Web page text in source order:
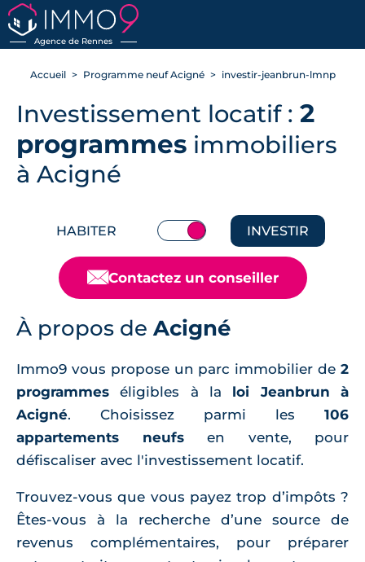
Agence de Rennes
RETOUR
Accueil Programme neuf Acigné investir-jeanbrun-lmnp
Investissement locatif : 2
programmes immobiliers
à Acigné
HABITER INVESTIR
📧Contactez un conseiller
À propos de Acigné
Immo9 vous propose un parc immobilier de 2
programmes éligibles à la loi Jeanbrun à
Acigné. Choisissez parmi les 106
appartements neufsen vente, pour
défiscaliser avec l'investissement locatif.
Trouvez-vous que vous payez trop d’impôts ?
Êtes-vous à la recherche d’une source de
revenus complémentaires, pour préparer